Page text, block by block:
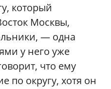
который
Москвы,
— одна
у него уже
что ему
по округу, хотя он